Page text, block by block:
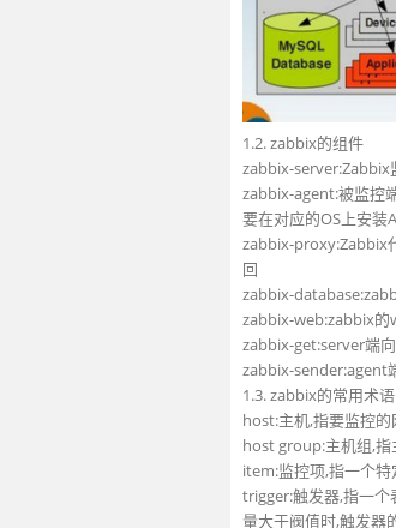
1.2. zabbix的组件
zabbix-server:Zabbix
zabbix-agent:被监控
要在对应的OS上安
zabbix-proxy:Zabbix
回
zabbix-
zabbix-web:zabbix的
zabbix-get:server端
zabbix-sender:agent
1.3. zabbix的常用术语
host:主机,指要监控的
host group:主机组,指
item:监控项,指一个
trigger:触发器,指一
量大于阀值时,触发器